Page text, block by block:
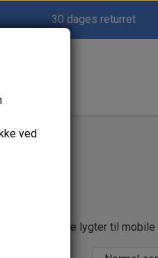
30 dages returret
og marine lygter til mobile
ved